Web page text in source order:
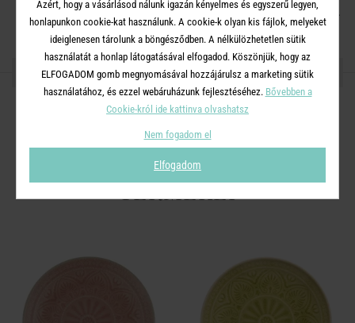
Mosogatógépben mosható. Mikrohullámú sütőben használható.
OSZD MEG MÁSOKKAL!
A TERMÉKCSALÁD TOVÁBBI
TERMÉKEI
Azért, hogy a vásárlásod nálunk igazán kényelmes és egyszerű legyen,
honlapunkon cookie-kat használunk. A cookie-k olyan kis fájlok, melyeket
ideiglenesen tárolunk a böngésződben. A nélkülözhetetlen sütik
használatát a honlap látogatásával elfogadod. Köszönjük, hogy az
ELFOGADOM gomb megnyomásával hozzájárulsz a marketing sütik
használatához, és ezzel webáruházunk fejlesztéséhez. Bővebben a
Cookie-król ide kattinva olvashatsz
Nem fogadom el
Elfogadom